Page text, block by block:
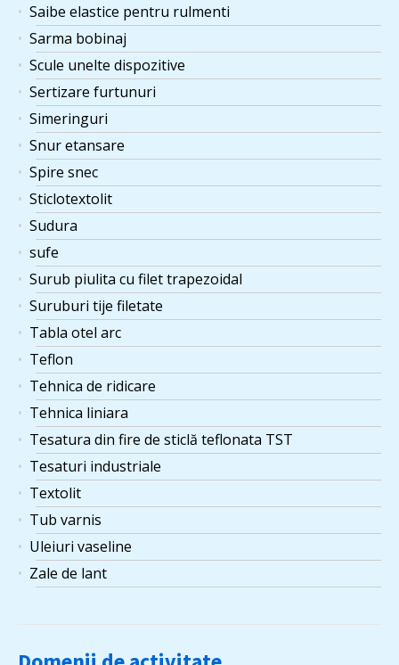
Saibe elastice pentru rulmenti
Sarma bobinaj
Scule unelte dispozitive
Sertizare furtunuri
Simeringuri
Snur etansare
Spire snec
Sticlotextolit
Sudura
sufe
Surub piulita cu filet trapezoidal
Suruburi tije filetate
Tabla otel arc
Teflon
Tehnica de ridicare
Tehnica liniara
Tesatura din fire de sticlă teflonata TST
Tesaturi industriale
Textolit
Tub varnis
Uleiuri vaseline
Zale de lant